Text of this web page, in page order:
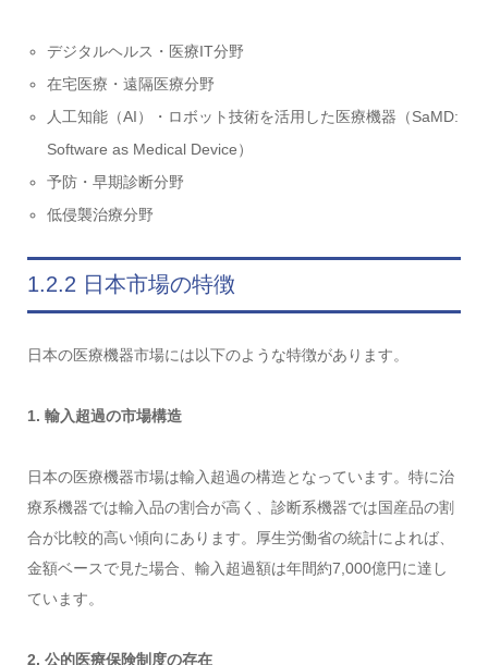
デジタルヘルス・医療IT分野
在宅医療・遠隔医療分野
人工知能（AI）・ロボット技術を活用した医療機器（SaMD:
Software as Medical Device）
予防・早期診断分野
低侵襲治療分野
1.2.2 日本市場の特徴
日本の医療機器市場には以下のような特徴があります。
1. 輸入超過の市場構造
日本の医療機器市場は輸入超過の構造となっています。特に治
療系機器では輸入品の割合が高く、診断系機器では国産品の割
合が比較的高い傾向にあります。厚生労働省の統計によれば、
金額ベースで見た場合、輸入超過額は年間約7,000億円に達し
ています。
2. 公的医療保険制度の存在